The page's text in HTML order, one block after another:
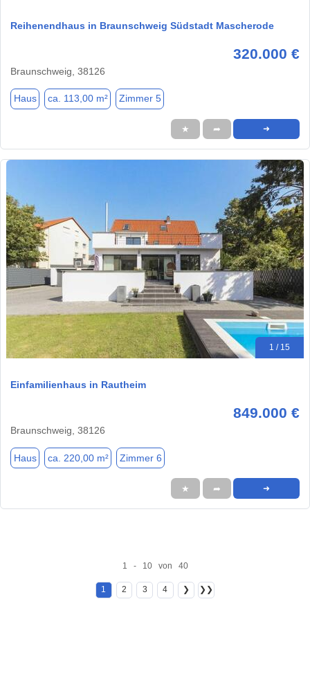
Reihenendhaus in Braunschweig Südstadt Mascherode
320.000 €
Braunschweig, 38126
Haus ca. 113,00 m² Zimmer 5
★ ➦ ➜
1 / 15
Einfamilienhaus in Rautheim
849.000 €
Braunschweig, 38126
Haus ca. 220,00 m² Zimmer 6
★ ➦ ➜
1 - 10 von 40
1 2 3 4 ❯ ❯❯